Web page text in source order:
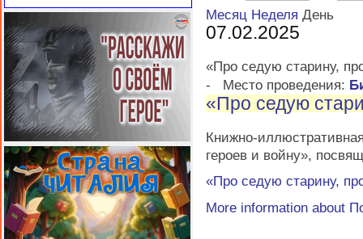
Месяц Неделя День
07.02.2025
«Про седую старину,
-
Место проведения:
«Про седую
Книжно-
героев и войну»,
«Про седую старину,
More information about